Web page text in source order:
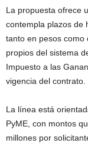
La propuesta ofrece
contempla plazos de
tanto en pesos como
propios del sistema
Impuesto a las
vigencia del contrato.
La línea está
PyME, con montos
millones por